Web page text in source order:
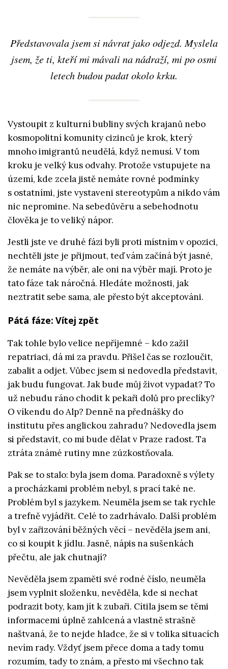
Představovala jsem si návrat jako odjezd. Myslela
jsem, že ti, kteří mi mávali na nádraží, mi po osmi
letech budou padat okolo krku.
Vystoupit z kulturní bubliny svých krajanů nebo
kosmopolitní komunity cizinců je krok, který
mnoho imigrantů neudělá, když nemusí. V tom
kroku je velký kus odvahy. Protože vstupujete na
území, kde zcela jistě nemáte rovné podmínky
s ostatními, jste vystaveni stereotypům a nikdo vám
nic nepromine. Na sebedůvěru a sebehodnotu
člověka je to veliký nápor.
Jestli jste ve druhé fázi byli proti místním v opozici,
nechtěli jste je přijmout, teď vám začíná být jasné,
že nemáte na výběr, ale oni na výběr mají. Proto je
tato fáze tak náročná. Hledáte možnosti, jak
neztratit sebe sama, ale přesto být akceptováni.
Pátá fáze: Vítej zpět
Tak tohle bylo velice nepříjemné – kdo zažil
repatriaci, dá mi za pravdu. Přišel čas se rozloučit,
zabalit a odjet. Vůbec jsem si nedovedla představit,
jak budu fungovat. Jak bude můj život vypadat? To
už nebudu ráno chodit k pekaři dolů pro preclíky?
O víkendu do Alp? Denně na přednášky do
institutu přes anglickou zahradu? Nedovedla jsem
si představit, co mi bude dělat v Praze radost. Ta
ztráta známé rutiny mne zúzkostňovala.
Pak se to stalo: byla jsem doma. Paradoxně s výlety
a procházkami problém nebyl, s prací také ne.
Problém byl s jazykem. Neuměla jsem se tak rychle
a trefně vyjádřit. Celé to zadrhávalo. Další problém
byl v zařizování běžných věcí – nevěděla jsem ani,
co si koupit k jídlu. Jasně, nápis na sušenkách
přečtu, ale jak chutnají?
Nevěděla jsem zpaměti své rodné číslo, neuměla
jsem vyplnit složenku, nevěděla, kde si nechat
podrazit boty, kam jít k zubaři. Cítila jsem se těmi
informacemi úplně zahlcená a vlastně strašně
naštvaná, že to nejde hladce, že si v tolika situacích
nevím rady. Vždyť jsem přece doma a tady tomu
rozumím, tady to znám, a přesto mi všechno tak